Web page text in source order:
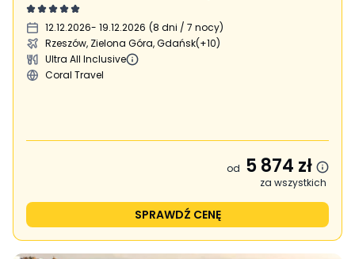
12.12.2026- 19.12.2026 (8 dni / 7 nocy)
Rzeszów, Zielona Góra, Gdańsk(+10)
Ultra All Inclusive
Coral Travel
od 5 874 zł
za wszystkich
SPRAWDŹ CENĘ